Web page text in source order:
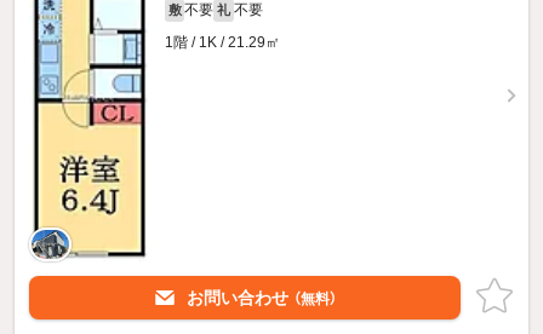
敷 不要 礼 不要
1階 / 1K / 21.29㎡
お問い合わせ （無料）